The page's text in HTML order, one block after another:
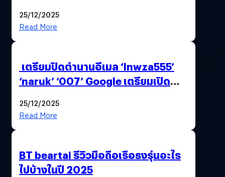
25/12/2025
Read More
เตรียมปิดตำนานอีเมล ‘lnwza555’
‘naruk’ ‘007’ Google เตรียมเปิด
25/12/2025
Read More
BT beartai รีวิวมือถือเรือธงรุ่นอะไร
ไปบ้างในปี 2025